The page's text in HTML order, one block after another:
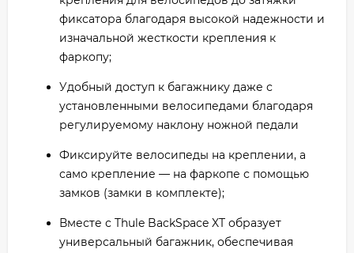
фиксатора благодаря высокой надежности и
изначальной жесткости крепления к
фаркопу;
Удобный доступ к багажнику даже с
установленными велосипедами благодаря
регулируемому наклону ножной педали
Фиксируйте велосипеды на креплении, а
само крепление — на фаркопе с помощью
замков (замки в комплекте);
Вместе с Thule BackSpace XT образует
универсальный багажник, обеспечивая